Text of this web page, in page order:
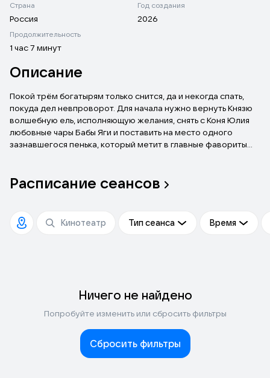
Страна
Россия
Год создания
2026
Продолжительность
1 час 7 минут
Описание
Покой трём богатырям только снится, да и некогда спать,
покуда дел невпроворот. Для начала нужно вернуть Князю
волшебную ель, исполняющую желания, снять с Коня Юлия
любовные чары Бабы Яги и поставить на место одного
зазнавшегося пенька, который метит в главные фавориты
самом прямом смысле! Главное, чтобы не уронили!
Расписание сеансов
Тип сеанса Время
Ничего не найдено
Попробуйте изменить или сбросить фильтры
Сбросить фильтры